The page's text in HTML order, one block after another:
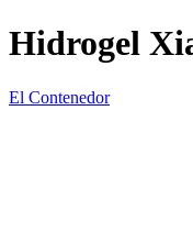
Hidrogel
El Contenedor